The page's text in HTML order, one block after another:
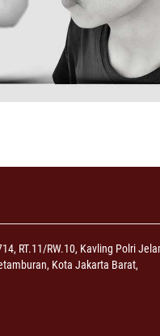
RT.11/RW.10, Kavling Polri
Kota Jakarta Barat,